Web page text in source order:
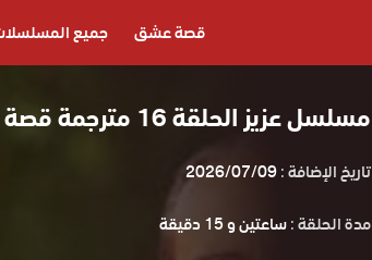
قصة عشق جميع
مسلسل عزيز الحلقة 16 مترجمة قصة عشق الاصلي HD
تاريخ الإضافة :2026/07/09
مدة الحلقة :ساعتين و 15 دقيقة